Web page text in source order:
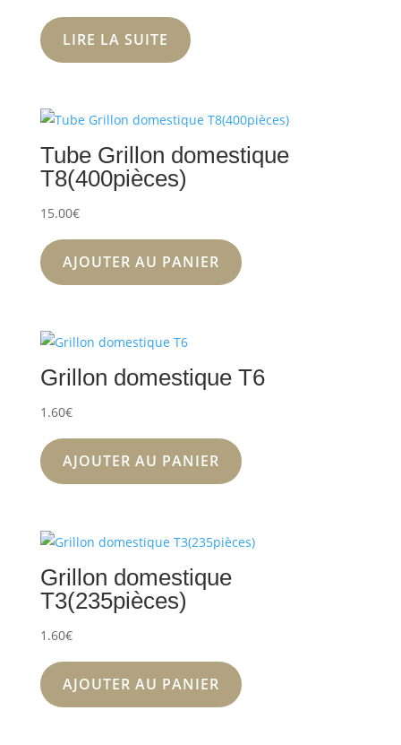
LIRE LA SUITE
Tube Grillon domestique
T8(400pièces)
15.00€
AJOUTER AU PANIER
Grillon domestique T6
1.60€
AJOUTER AU PANIER
Grillon domestique
T3(235pièces)
1.60€
AJOUTER AU PANIER